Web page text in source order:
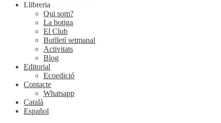
Llibreria
Qui som?
La botiga
El Club
Butlletí setmanal
Activitats
Blog
Editorial
Ecoedició
Contacte
Whatsapp
Català
Español